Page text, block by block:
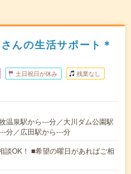
んの生活サポート＊
土日祝日が休み 残業なし
温泉駅から---分／大川ダム公園駅
分／広田駅から---分
談OK！ ■希望の曜日があればご相